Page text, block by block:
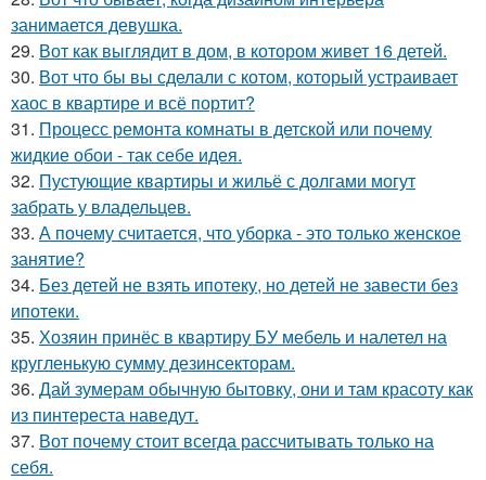
занимается девушка.
29. Вот как выглядит в дом, в котором живет 16 детей.
30. Вот что бы вы сделали с котом, который устраивает
хаос в квартире и всё портит?
31. Процесс ремонта комнаты в детской или почему
жидкие обои - так себе идея.
32. Пустующие квартиры и жильё с долгами могут
забрать у владельцев.
33. А почему считается, что уборка - это только женское
занятие?
34. Без детей не взять ипотеку, но детей не завести без
ипотеки.
35. Хозяин принёс в квартиру БУ мебель и налетел на
кругленькую сумму дезинсекторам.
36. Дай зумерам обычную бытовку, они и там красоту как
из пинтереста наведут.
37. Вот почему стоит всегда рассчитывать только на
себя.